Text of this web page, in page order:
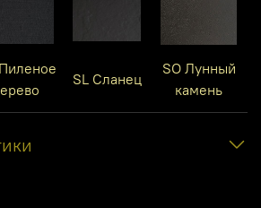
SL Сланец
SO Лунный
камень